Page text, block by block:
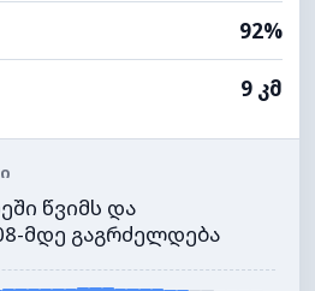
92%
9 კმ
წვიმს და
მდე გაგრძელდება